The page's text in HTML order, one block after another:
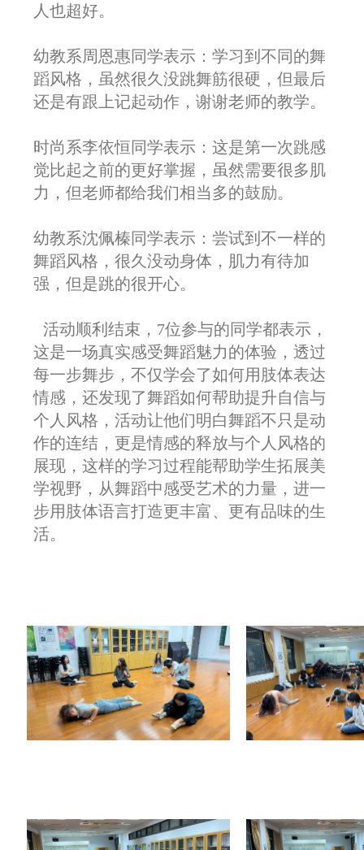
人也超好。
幼教系周恩惠同学表示：学习到不同的舞
蹈风格，虽然很久没跳舞筋很硬，但最后
还是有跟上记起动作，谢谢老师的教学。
时尚系李依恒同学表示：这是第一次跳感
觉比起之前的更好掌握，虽然需要很多肌
力，但老师都给我们相当多的鼓励。
幼教系沈佩榛同学表示：尝试到不一样的
舞蹈风格，很久没动身体，肌力有待加
强，但是跳的很开心。
活动顺利结束，7位参与的同学都表示，
这是一场真实感受舞蹈魅力的体验，透过
每一步舞步，不仅学会了如何用肢体表达
情感，还发现了舞蹈如何帮助提升自信与
个人风格，活动让他们明白舞蹈不只是动
作的连结，更是情感的释放与个人风格的
展现，这样的学习过程能帮助学生拓展美
学视野，从舞蹈中感受艺术的力量，进一
步用肢体语言打造更丰富、更有品味的生
活。